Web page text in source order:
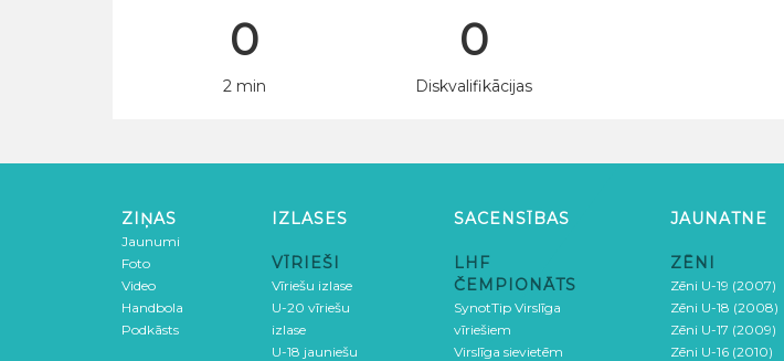
0
2 min
0
Diskvalifikācijas
ZIŅAS
Jaunumi
Foto
Video
Handbola
Podkāsts
IZLASES
VĪRIEŠI
Vīriešu izlase
U-20 vīriešu
izlase
U-18 jauniešu
SACENSĪBAS
LHF
ČEMPIONĀTS
SynotTip Virslīga
vīriešiem
Virslīga sievietēm
JAUNATNE
ZĒNI
Zēni U-19 (2007)
Zēni U-18 (2008)
Zēni U-17 (2009)
Zēni U-16 (2010)